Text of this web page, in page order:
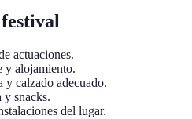
actuaciones.
y alojamiento.
y calzado adecuado.
y snacks.
del lugar.